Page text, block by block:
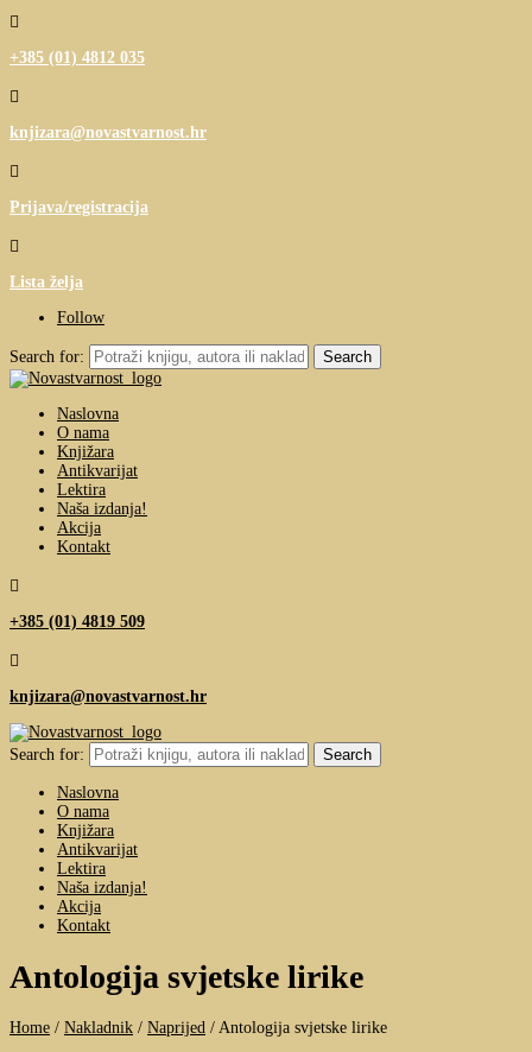

+385 (01) 4812 035

knjizara@novastvarnost.hr

Prijava/registracija

Lista želja
Follow
Search for:
Naslovna
O nama
Knjižara
Antikvarijat
Lektira
Naša izdanja!
Akcija
Kontakt

+385 (01) 4819 509

knjizara@novastvarnost.hr
Search for:
Naslovna
O nama
Knjižara
Antikvarijat
Lektira
Naša izdanja!
Akcija
Kontakt
Antologija svjetske lirike
Home / Nakladnik / Naprijed / Antologija svjetske lirike